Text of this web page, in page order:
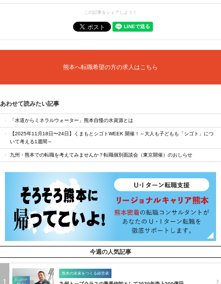
この記事をシェアしよう！
熊本へ転職希望の方の求人はこちら
あわせて読みたい記事
「水道からミネラルウォーター」熊本自慢の水資源とは
【2025年11月18日〜24日】くまもとシゴトWEEK 開催！～大人も子どもも「シゴト」につ
いて考える1週間～
九州・熊本での転職を考えてみませんか？転職個別面談会（東京開催）のおしらせ
今週の人気記事
1
熊本の未来をつくる経営者